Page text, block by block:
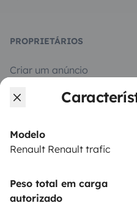
Modelo
Renault Renault trafic
Peso total em carga
autorizado
PROPRIETÁRIOS
Criar um anúncio
Contrato de aluguer
Assistências de aluguer